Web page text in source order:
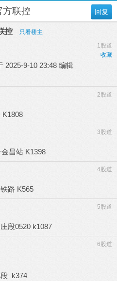
回复
方联控
控
只看楼主
1股道
收藏
2025-9-10 23:48 编辑
2股道
3股道
站 K1398
4股道
路 K565
5股道
段0520 k1087
6股道
k374